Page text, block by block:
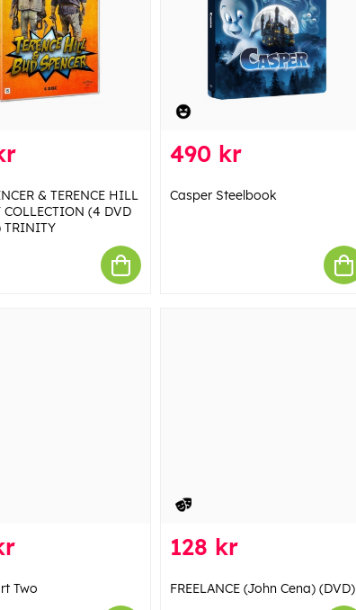
& TERENCE HILL
COLLECTION (4 DVD
TRINITY
490 kr
Casper Steelbook
Two
128 kr
FREELANCE (John Cena) (DVD)